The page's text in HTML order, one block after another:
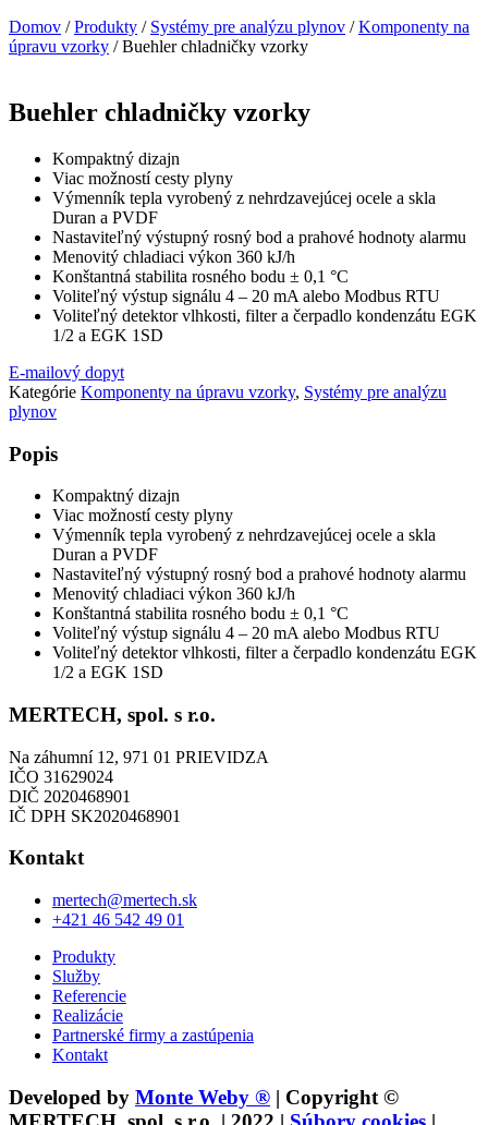
Domov /Produkty / Systémy pre analýzu plynov /Komponenty na
úpravu vzorky / Buehler chladničky vzorky
Buehler chladničky vzorky
Kompaktný dizajn
Viac možností cesty plyny
Výmenník tepla vyrobený z nehrdzavejúcej ocele a skla
Duran a PVDF
Nastaviteľný výstupný rosný bod a prahové hodnoty alarmu
Menovitý chladiaci výkon 360 kJ/h
Konštantná stabilita rosného bodu ± 0,1 °C
Voliteľný výstup signálu 4 – 20 mA alebo Modbus RTU
Voliteľný detektor vlhkosti, filter a čerpadlo kondenzátu EGK
1/2 a EGK 1SD
E-mailový dopyt
Kategórie Komponenty na úpravu vzorky, Systémy pre analýzu
plynov
Popis
Kompaktný dizajn
Viac možností cesty plyny
Výmenník tepla vyrobený z nehrdzavejúcej ocele a skla
Duran a PVDF
Nastaviteľný výstupný rosný bod a prahové hodnoty alarmu
Menovitý chladiaci výkon 360 kJ/h
Konštantná stabilita rosného bodu ± 0,1 °C
Voliteľný výstup signálu 4 – 20 mA alebo Modbus RTU
Voliteľný detektor vlhkosti, filter a čerpadlo kondenzátu EGK
1/2 a EGK 1SD
MERTECH, spol. s r.o.
Na záhumní 12, 971 01 PRIEVIDZA
IČO 31629024
DIČ 2020468901
IČ DPH SK2020468901
Kontakt
mertech@mertech.sk
+421 46 542 49 01
Produkty
Služby
Referencie
Realizácie
Partnerské firmy a zastúpenia
Kontakt
Developed by Monte Weby ® | Copyright ©